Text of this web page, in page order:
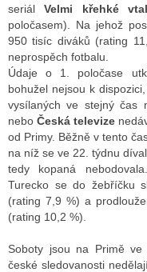
seriálVelmi křehké
poločasem). Na jehož
950 tisíc diváků (rating
neprospěch fotbalu.
Údaje o 1. poločase
bohužel nejsou k
vysílaných ve stejný čas
neboČeská televize
od Primy. Běžně v tento
na níž se ve 22. týdnu
tedy kopaná
Turecko se do žebříčku
(rating 7,9 %) a
(rating 10,2 %).
Soboty jsou na Primě
české sledovanosti